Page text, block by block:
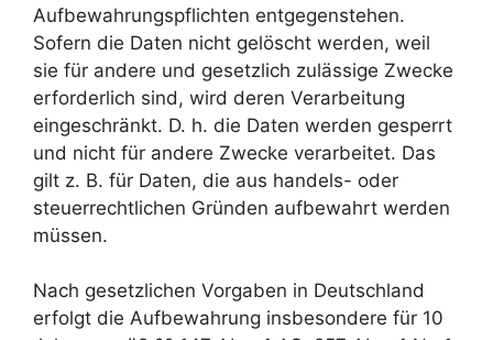
Aufbewahrungspflichten entgegenstehen.
Sofern die Daten nicht gelöscht werden, weil
sie für andere und gesetzlich zulässige Zwecke
erforderlich sind, wird deren Verarbeitung
eingeschränkt. D. h. die Daten werden gesperrt
und nicht für andere Zwecke verarbeitet. Das
gilt z. B. für Daten, die aus handels- oder
steuerrechtlichen Gründen aufbewahrt werden
müssen.
Nach gesetzlichen Vorgaben in Deutschland
erfolgt die Aufbewahrung insbesondere für 10